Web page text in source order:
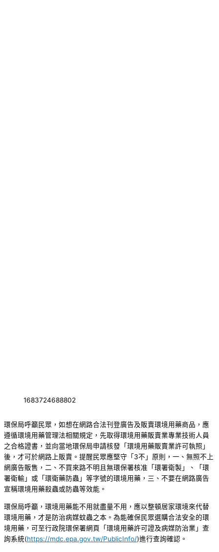
1683724688802
環保局呼籲民眾，如想在網路合法刊登廣告及販賣環境用藥商品，應
遵循環境用藥管理法相關規定，先取得環境用藥販賣業專業技術人員
之合格證書，並向當地環保局申請核發「環境用藥販賣業許可執照」
後，才可於網路上販賣。提醒民眾應堅守「3不」原則，一、無照不上
網廣告販售，二、不買來路不明且無環保署核准「環署衛製」、「環
署衛輸」或「環衛藥防蟲」等字號的環境用藥，三、不要在網路廣告
宣稱環境用藥殺蟲或防蟲等效能。
環保局呼籲，環境用藥能不用就盡量不用，應以整頓居家環境來代替
環境用藥，才是防治病媒蚊蟲之本。為能確保民眾選購合法安全的環
境用藥，可至行政院環保署網頁「環境用藥許可證及病媒防治業」查
詢系統(https://mdc.epa.gov.tw/PublicInfo/)進行查詢確認。